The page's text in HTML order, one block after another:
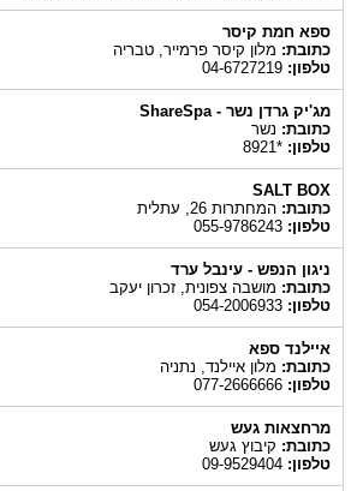
ספא חמת קיסר
כתובת:מלון קיסר פרמייר, טבריה
טלפון:04-6727219
מג'יק גרדן נשר - ShareSpa
כתובת:נשר
טלפון:*8921
SALT BOX
כתובת:המחתרות 26, עתלית
טלפון:055-9786243
ניגון הנפש - עינבל ערד
כתובת:מושבה צפונית, זכרון יעקב
טלפון:054-2006933
איילנד ספא
כתובת:מלון איילנד, נתניה
טלפון:077-2666666
מרחצאות געש
כתובת:קיבוץ געש
טלפון:09-9529404